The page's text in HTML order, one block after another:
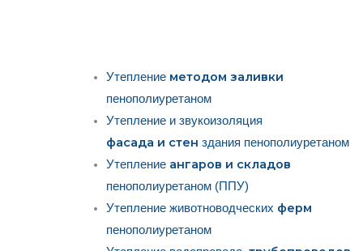
Утепление методом заливки
пенополиуретаном
Утепление и звукоизоляция
фасада и стен здания пенополиуретаном
Утепление ангаров и складов
пенополиуретаном (ППУ)
Утепление животноводческих ферм
пенополиуретаном